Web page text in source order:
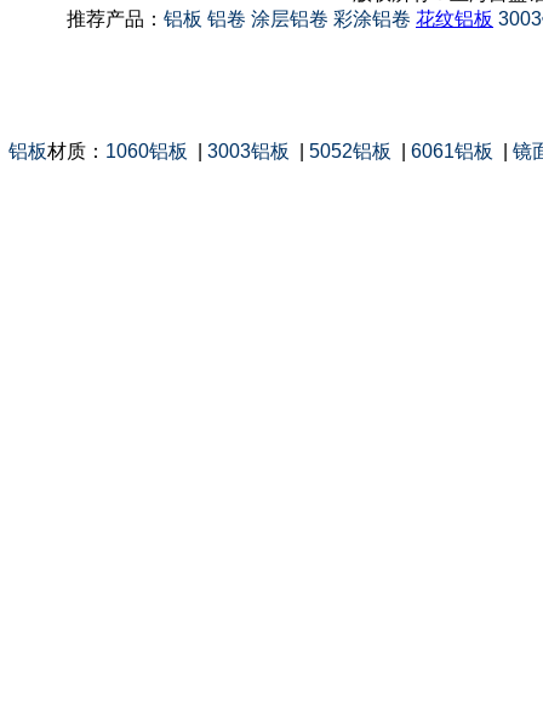
推荐产品： 铝板 铝卷 涂层铝卷 彩涂铝卷 花纹铝板
铝板材质： 1060铝板 3003铝板 5052铝板 6061铝板 镜